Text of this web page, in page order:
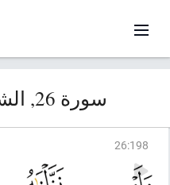
سورة 26, الشعراء (الشعراء)
26:198